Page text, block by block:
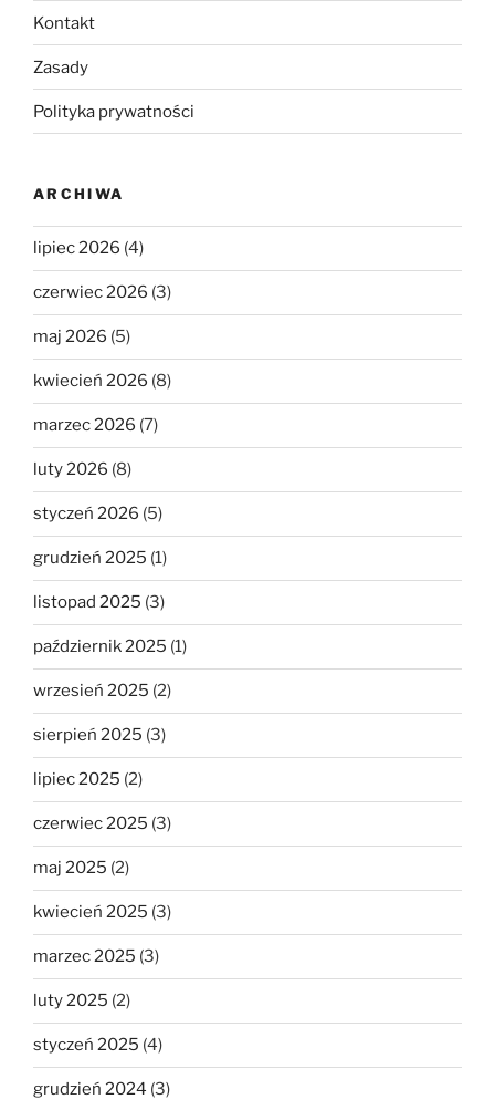
Kontakt
Zasady
Polityka prywatności
ARCHIWA
lipiec 2026 (4)
czerwiec 2026 (3)
maj 2026 (5)
kwiecień 2026 (8)
marzec 2026 (7)
luty 2026 (8)
styczeń 2026 (5)
grudzień 2025 (1)
listopad 2025 (3)
październik 2025 (1)
wrzesień 2025 (2)
sierpień 2025 (3)
lipiec 2025 (2)
czerwiec 2025 (3)
maj 2025 (2)
kwiecień 2025 (3)
marzec 2025 (3)
luty 2025 (2)
styczeń 2025 (4)
grudzień 2024 (3)